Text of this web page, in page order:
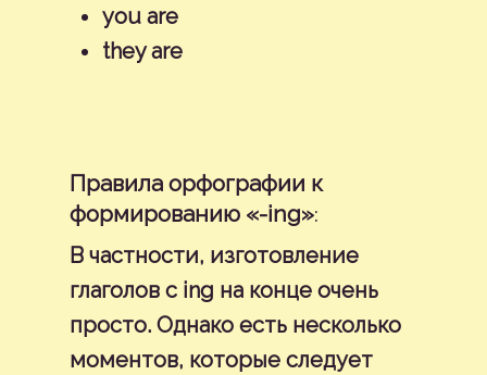
you are
they are
Правила орфографии к
формированию «-ing»:
В частности, изготовление
глаголов с ing на конце очень
просто. Однако есть несколько
моментов, которые следует
Правописание На
Английском Языке
Идиомы На
Языке
Everyday English |
Английский
Talk English |
Английского Языка
Vocabulary English |
Nederlands
English